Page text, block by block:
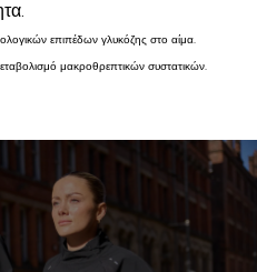
επιπέδων γλυκόζης στο αίμα.
μακροθρεπτικών συστατικών.